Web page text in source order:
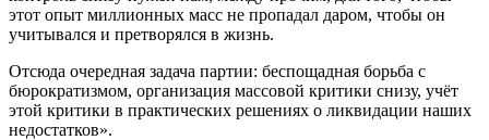
этот опыт миллионных масс не пропадал даром, чтобы он
учитывался и претворялся в жизнь.
Отсюда очередная задача партии: беспощадная борьба с
бюрократизмом, организация массовой критики снизу, учёт
этой критики в практических решениях о ликвидации наших
недостатков».